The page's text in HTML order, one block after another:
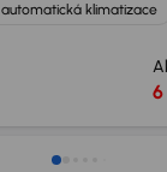
automatická klimatizace